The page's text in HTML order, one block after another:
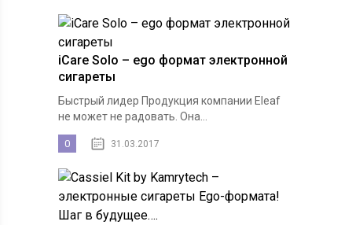
iCare Solo – ego формат электронной
сигареты
Быстрый лидер Продукция компании Eleaf
не может не радовать. Она...
0 31.03.2017